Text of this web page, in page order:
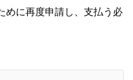
めに再度申請し、支払う必